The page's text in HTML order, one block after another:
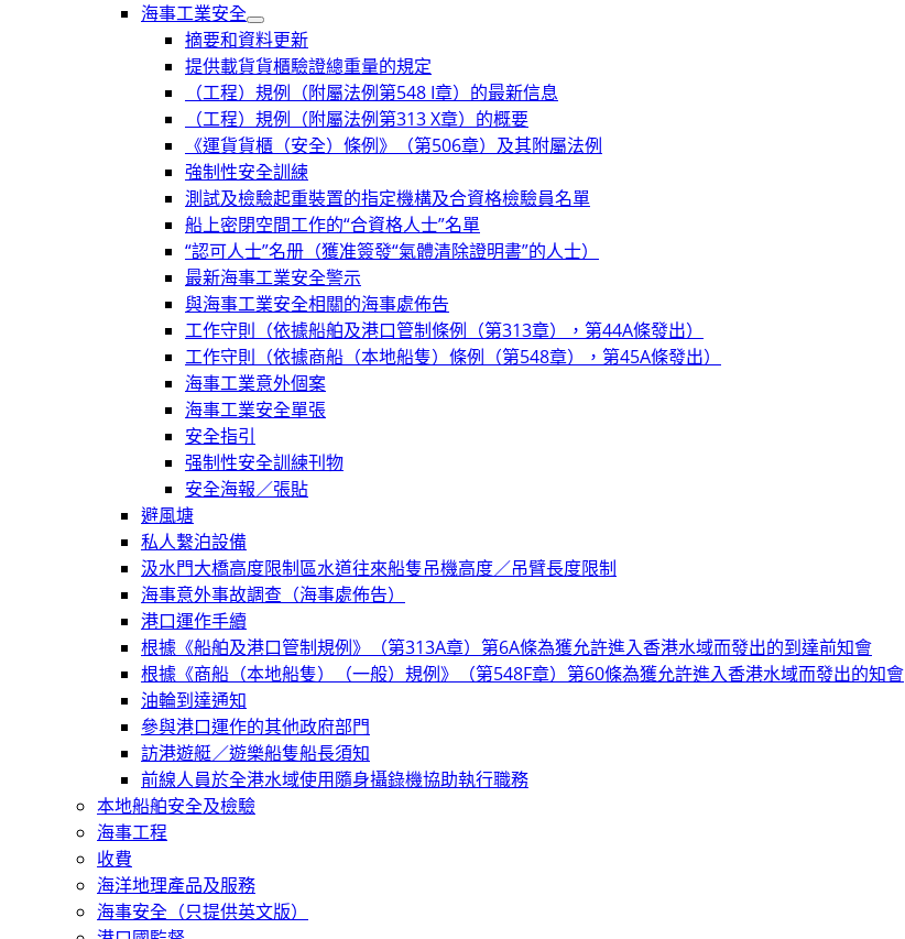
海事工業安全
摘要和資料更新
提供載貨貨櫃驗證總重量的規定
（工程）規例（附屬法例第548 I章）的最新信息
（工程）規例（附屬法例第313 X章）的概要
《運貨貨櫃（安全）條例》（第506章）及其附屬法例
強制性安全訓練
測試及檢驗起重裝置的指定機構及合資格檢驗員名單
船上密閉空間工作的“合資格人士”名單
“認可人士”名册（獲准簽發“氣體清除證明書”的人士）
最新海事工業安全警示
與海事工業安全相關的海事處佈告
工作守則（依據船舶及港口管制條例（第313章），第44A條發出）
工作守則（依據商船（本地船隻）條例（第548章），第45A條發出）
海事工業意外個案
海事工業安全單張
安全指引
强制性安全訓練刊物
安全海報／張貼
避風塘
私人繫泊設備
汲水門大橋高度限制區水道往來船隻吊機高度／吊臂長度限制
海事意外事故調查（海事處佈告）
港口運作手續
根據《船舶及港口管制規例》（第313A章）第6A條為獲允許進入香港水域而發出的到達前知會
根據《商船（本地船隻）（一般）規例》（第548F章）第60條為獲允許進入香港水域而發出的知會
油輪到達通知
參與港口運作的其他政府部門
訪港遊艇／遊樂船隻船長須知
前線人員於全港水域使用隨身攝錄機協助執行職務
本地船舶安全及檢驗
海事工程
收費
海洋地理產品及服務
海事安全（只提供英文版）